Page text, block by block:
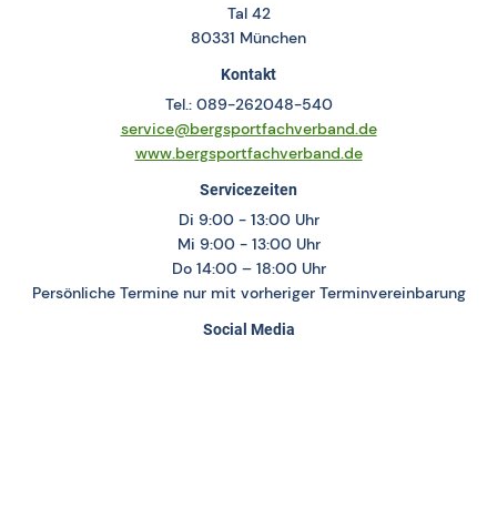
Tal 42
80331 München
Kontakt
Tel.: 089-262048-540
service@bergsportfachverband.de
www.bergsportfachverband.de
Servicezeiten
Di 9:00 - 13:00 Uhr
Mi 9:00 - 13:00 Uhr
Do 14:00 – 18:00 Uhr
Persönliche Termine nur mit vorheriger Terminvereinbarung
Social Media